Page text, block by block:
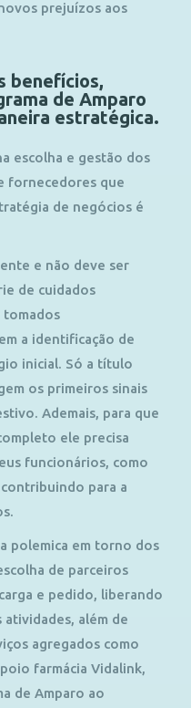
prejuízos aos
benefícios,
de Amparo
estratégica.
escolha e gestão dos
fornecedores que
de negócios é
e não deve ser
de cuidados
tomados
a identificação de
inicial. Só a título
os primeiros sinais
Ademais, para que
ele precisa
funcionários, como
para a
polemica em torno dos
de parceiros
e pedido, liberando
além de
agregados como
farmácia Vidalink,
de Amparo ao